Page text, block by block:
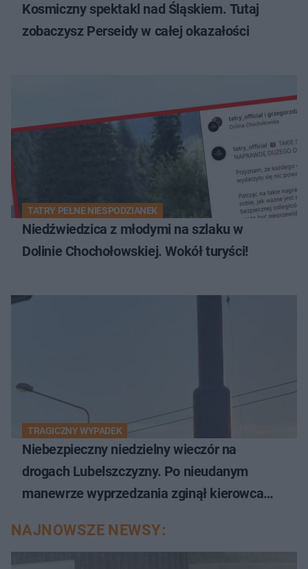
Kosmiczny spektakl nad Śląskiem. Tutaj
zobaczysz Perseidy w całej okazałości
TATRY PEŁNE NIESPODZIANEK
Niedźwiedzica z młodymi na szlaku w
Dolinie Chochołowskiej. Wokół turyści!
TRAGICZNY WYPADEK
Niebezpieczny niedzielny wieczór na
drogach Lubelszczyzny. Po nieudanym
manewrze wyprzedzania zginął kierowca
NAJNOWSZE NEWSY: